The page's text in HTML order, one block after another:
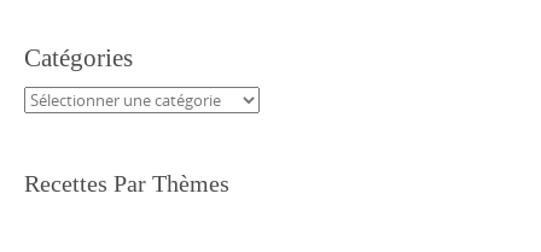
Catégories
Catégories
Recettes Par Thèmes